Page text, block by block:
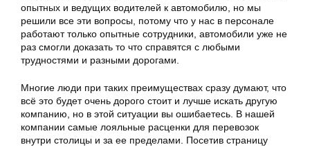
опытных и ведущих водителей к автомобилю, но мы
решили все эти вопросы, потому что у нас в персонале
работают только опытные сотрудники, автомобили уже не
раз смогли доказать то что справятся с любыми
трудностями и разными дорогами.
Многие люди при таких преимуществах сразу думают, что
всё это будет очень дорого стоит и лучше искать другую
компанию, но в этой ситуации вы ошибаетесь. В нашей
компании самые лояльные расценки для перевозок
внутри столицы и за ее пределами. Посетив страницу